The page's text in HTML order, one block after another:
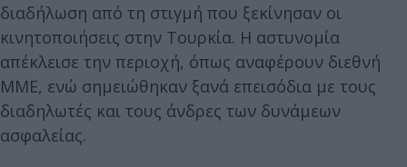
διαδήλωση από τη στιγμή που ξεκίνησαν οι
κινητοποιήσεις στην Τουρκία. Η αστυνομία
απέκλεισε την περιοχή, όπως αναφέρουν διεθνή
ΜΜΕ, ενώ σημειώθηκαν ξανά επεισόδια με τους
διαδηλωτές και τους άνδρες των δυνάμεων
ασφαλείας.